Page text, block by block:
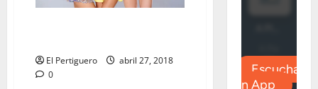
El Pertiguero
abril 27, 2018
0